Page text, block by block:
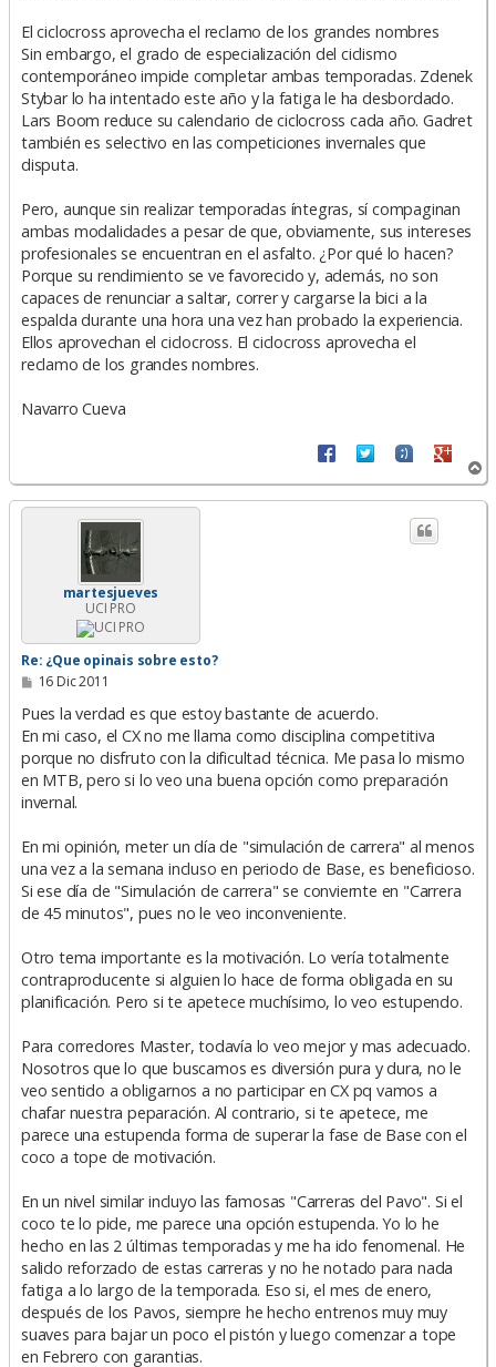
El ciclocross aprovecha el reclamo de los grandes nombres
Sin embargo, el grado de especialización del ciclismo
contemporáneo impide completar ambas temporadas. Zdenek
Stybar lo ha intentado este año y la fatiga le ha desbordado.
Lars Boom reduce su calendario de ciclocross cada año. Gadret
también es selectivo en las competiciones invernales que
disputa.
Pero, aunque sin realizar temporadas íntegras, sí compaginan
ambas modalidades a pesar de que, obviamente, sus intereses
profesionales se encuentran en el asfalto. ¿Por qué lo hacen?
Porque su rendimiento se ve favorecido y, además, no son
capaces de renunciar a saltar, correr y cargarse la bici a la
espalda durante una hora una vez han probado la experiencia.
Ellos aprovechan el ciclocross. El ciclocross aprovecha el
reclamo de los grandes nombres.
Navarro Cueva
r
r
martesjueves
UCI PRO
Re: ¿Que opinais sobre esto?
M
n
a
j
e
16 Dic 2011
Pues la verdad es que estoy bastante de acuerdo.
En mi caso, el CX no me llama como disciplina competitiva
porque no disfruto con la dificultad técnica. Me pasa lo mismo
en MTB, pero si lo veo una buena opción como preparación
invernal.
En mi opinión, meter un día de "simulación de carrera" al menos
una vez a la semana incluso en periodo de Base, es beneficioso.
Si ese día de "Simulación de carrera" se conviernte en "Carrera
de 45 minutos", pues no le veo inconveniente.
Otro tema importante es la motivación. Lo vería totalmente
contraproducente si alguien lo hace de forma obligada en su
planificación. Pero si te apetece muchísimo, lo veo estupendo.
Para corredores Master, todavía lo veo mejor y mas adecuado.
Nosotros que lo que buscamos es diversión pura y dura, no le
veo sentido a obligarnos a no participar en CX pq vamos a
chafar nuestra peparación. Al contrario, si te apetece, me
parece una estupenda forma de superar la fase de Base con el
coco a tope de motivación.
En un nivel similar incluyo las famosas "Carreras del Pavo". Si el
coco te lo pide, me parece una opción estupenda. Yo lo he
hecho en las 2 últimas temporadas y me ha ido fenomenal. He
salido reforzado de estas carreras y no he notado para nada
fatiga a lo largo de la temporada. Eso si, el mes de enero,
después de los Pavos, siempre he hecho entrenos muy muy
suaves para bajar un poco el pistón y luego comenzar a tope
en Febrero con garantias.